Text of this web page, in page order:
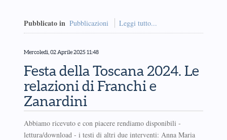
Pubblicato in Pubblicazioni Leggi tutto...
Mercoledì, 02 Aprile 2025 11:48
Festa della Toscana 2024. Le
relazioni di Franchi e
Zanardini
Abbiamo ricevuto e con piacere rendiamo disponibili -
lettura/download - i testi di altri due interventi: Anna Maria